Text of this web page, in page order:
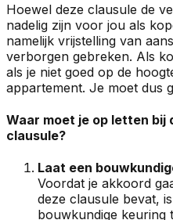
Hoewel deze clausule de
nadelig zijn voor jou als
namelijk vrijstelling van
verborgen gebreken. Als
als je niet goed op de
appartement. Je moet dus
Waar moet je op letten bij
clausule?
Laat een
Voordat je akkoord
deze clausule bevat,
bouwkundige keuring